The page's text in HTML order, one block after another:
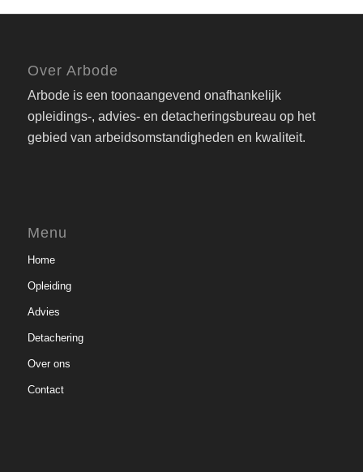
Over Arbode
Arbode is een toonaangevend onafhankelijk
opleidings-, advies- en detacheringsbureau op het
gebied van arbeidsomstandigheden en kwaliteit.
Menu
Home
Opleiding
Advies
Detachering
Over ons
Contact